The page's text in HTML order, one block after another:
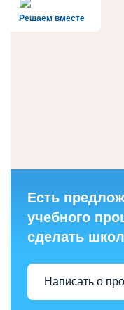
Решаем вместе
Есть
учебного
сделать
Написать о